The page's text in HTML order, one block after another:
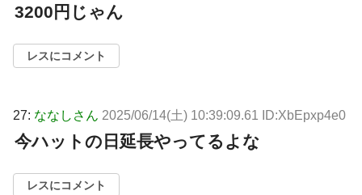
3200円じゃん
レスにコメント
27: ななしさん 2025/06/14(土) 10:39:09.61 ID:XbEpxp4e0
今ハットの日延長やってるよな
レスにコメント